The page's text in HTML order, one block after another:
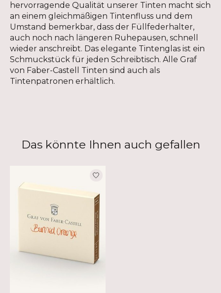
hervorragende Qualität unserer Tinten macht sich
an einem gleichmäßigen Tintenfluss und dem
Umstand bemerkbar, dass der Füllfederhalter,
auch noch nach längeren Ruhepausen, schnell
wieder anschreibt. Das elegante Tintenglas ist ein
Schmuckstück für jeden Schreibtisch. Alle Graf
von Faber-Castell Tinten sind auch als
Tintenpatronen erhältlich.
Das könnte Ihnen auch gefallen
Produkt-Karussell-Artikel